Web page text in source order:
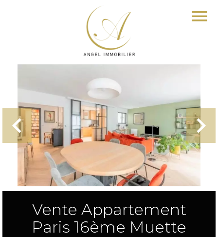
Vente Appartement
Paris 16ème Muette